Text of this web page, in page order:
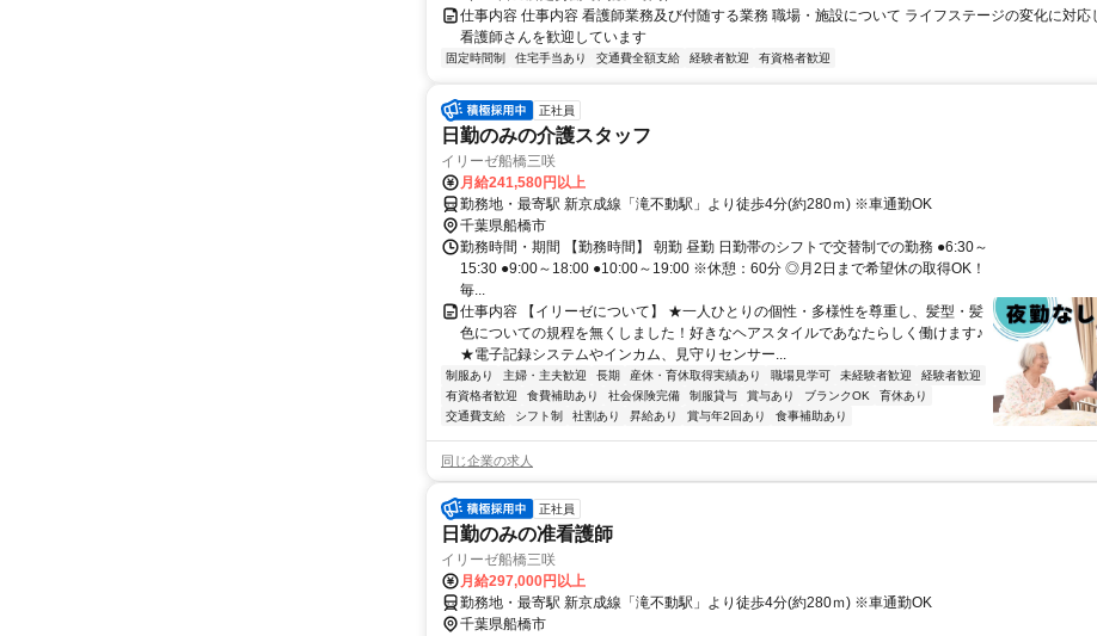
仕事内容 仕事内容 看護師業務及び付随する業務 職場・施設について ライフステージの変化に対応
看護師さんを歓迎しています
固定時間制 住宅手当あり 交通費全額支給 経験者歓迎 有資格者歓迎
正社員
日勤のみの介護スタッフ
イリーゼ船橋三咲
月給241,580円以上
勤務地・最寄駅 新京成線「滝不動駅」より徒歩4分(約280ｍ) ※車通勤OK
千葉県船橋市
勤務時間・期間 【勤務時間】 朝勤 昼勤 日勤帯のシフトで交替制での勤務 ●6:30～
15:30 ●9:00～18:00 ●10:00～19:00 ※休憩：60分 ◎月2日まで希望休の取得OK！
毎...
仕事内容 【イリーゼについて】 ★一人ひとりの個性・多様性を尊重し、髪型・髪
色についての規程を無くしました！好きなヘアスタイルであなたらしく働けます♪
★電子記録システムやインカム、見守りセンサー...
制服あり 主婦・主夫歓迎 長期 産休・育休取得実績あり 職場見学可 未経験者歓迎
経験者歓迎
有資格者歓迎
食費補助あり 社会保険完備 制服貸与 賞与あり ブランクOK
育休あり
交通費支給
シフト制 社割あり 昇給あり 賞与年2回あり 食事補助あり
同じ企業の求人
正社員
日勤のみの准看護師
イリーゼ船橋三咲
月給297,000円以上
勤務地・最寄駅 新京成線「滝不動駅」より徒歩4分(約280ｍ) ※車通勤OK
千葉県船橋市